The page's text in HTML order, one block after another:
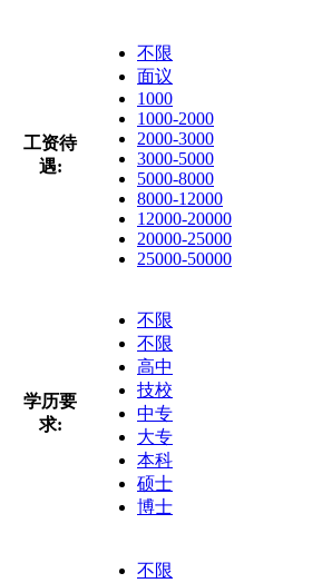
工资待
遇:
不限
面议
1000
1000-2000
2000-3000
3000-5000
5000-8000
8000-12000
12000-20000
20000-25000
25000-50000
学历要
求:
不限
不限
高中
技校
中专
大专
本科
硕士
博士
不限